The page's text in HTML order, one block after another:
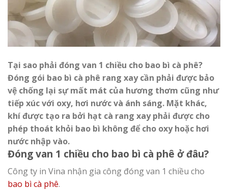
Tại sao phải đóng van 1 chiều cho bao bì cà phê?
Đóng gói bao bì cà phê rang xay cần phải được bảo
vệ chống lại sự mất mát của hương thơm cũng như
tiếp xúc với oxy, hơi nước và ánh sáng. Mặt khác,
khí được tạo ra bởi hạt cà rang xay phải được cho
phép thoát khỏi bao bì không để cho oxy hoặc hơi
nước nhập vào.
Đóng van 1 chiều cho bao bì cà phê ở đâu?
Công ty in Vina nhận gia công đóng van 1 chiều cho
bao bì cà phê.